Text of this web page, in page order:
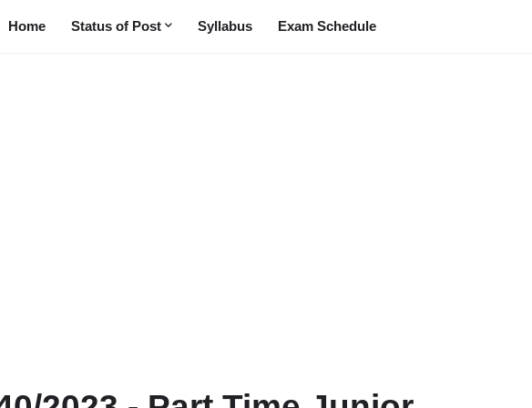
Home Status of Post Syllabus Exam Schedule